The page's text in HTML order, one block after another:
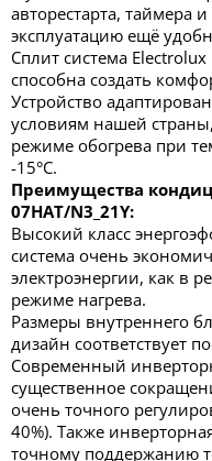
авторестарта, таймера
эксплуатацию ещё
Сплит система
способна создать
Устройство
условиям нашей
режиме обогрева при
-15°С.
Преимущества
07HAT/N3_21Y:
Высокий класс
система очень
электроэнергии, как в
режиме нагрева.
Размеры внутреннего
дизайн соответствует
Современный
существенное
очень точного
40%). Также
точному поддержанию